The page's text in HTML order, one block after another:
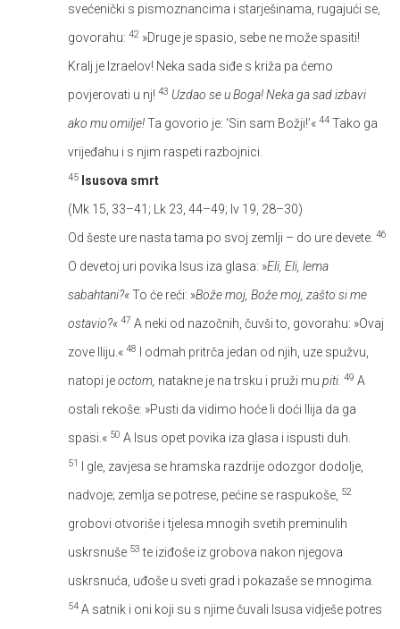
svećenički s pismoznancima i starješinama, rugajući se,
govorahu: 42 »Druge je spasio, sebe ne može spasiti!
Kralj je Izraelov! Neka sada siđe s križa pa ćemo
povjerovati u nj! 43 Uzdao se u Boga! Neka ga sad izbavi
ako mu omilje!Ta govorio je: ‘Sin sam Božji!’« 44 Tako ga
vrijeđahu i s njim raspeti razbojnici.
45
Isusova smrt
(Mk 15, 33–41; Lk 23, 44–49; Iv 19, 28–30)
Od šeste ure nasta tama po svoj zemlji – do ure devete. 46
O devetoj uri povika Isus iza glasa: »Eli, Eli, lema
sabahtani?«To će reći: »Bože moj, Bože moj, zašto si me
ostavio?« 47 A neki od nazočnih, čuvši to, govorahu: »Ovaj
zove Iliju.« 48
I odmah pritrča jedan od njih, uze spužvu,
natopi jeoctom, natakne je na trsku i pruži mu piti. 49 A
ostali rekoše: »Pusti da vidimo hoće li doći Ilija da ga
spasi.« 50 A Isus opet povika iza glasa i ispusti duh.
51
I gle, zavjesa se hramska razdrije odozgor dodolje,
nadvoje; zemlja se potrese, pećine se raspukoše, 52
grobovi otvoriše i tjelesa mnogih svetih preminulih
uskrsnuše 53 te iziđoše iz grobova nakon njegova
uskrsnuća, uđoše u sveti grad i pokazaše se mnogima.
54 A satnik i oni koji su s njime čuvali Isusa vidješe potres